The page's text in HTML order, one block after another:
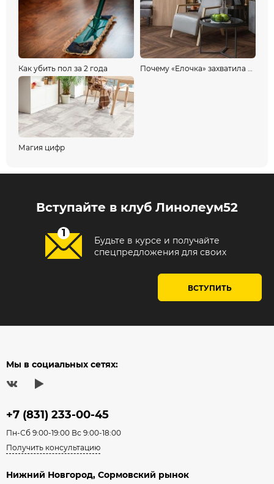
Как убить пол за 2 года
Магия цифр
Вступайте в клуб Линолеум52
Будьте в курсе и получайте
спецпредложения для своих
ВСТУПИТЬ
Мы в социальных сетях:
+7 (831) 233-00-45
Пн-Сб 9:00-19:00 Вс 9:00-18:00
Получить консультацию
Нижний Новгород, Сормовский рынок